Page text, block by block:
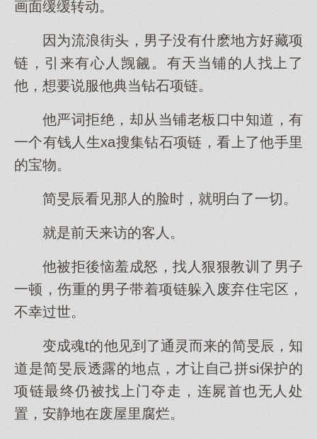
画面缓缓转动。
因为流浪街头，男子没有什麽地方好藏项
链，引来有心人觊觎。有天当铺的人找上了
他，想要说服他典当钻石项链。
他严词拒绝，却从当铺老板口中知道，有
一个有钱人生xa搜集钻石项链，看上了他手里
的宝物。
简旻辰看见那人的脸时，就明白了一切。
就是前天来访的客人。
他被拒後恼羞成怒，找人狠狠教训了男子
一顿，伤重的男子带着项链躲入废弃住宅区，
不幸过世。
变成魂t的他见到了通灵而来的简旻辰，知
道是简旻辰透露的地点，才让自己拼si保护的
项链最终仍被找上门夺走，连屍首也无人处
置，安静地在废屋里腐烂。